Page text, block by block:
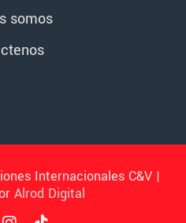
somos
Internacionales C&V |
Alrod Digital